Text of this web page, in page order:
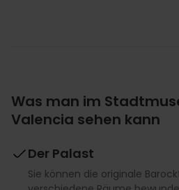
Was man im
Valencia sehen kann
Der Palast
Sie können die originale